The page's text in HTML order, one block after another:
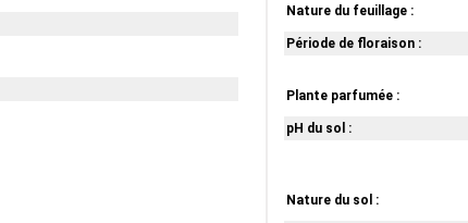
Nature du feuillage :
Période de floraison :
Plante parfumée :
pH du sol :
Nature du sol :